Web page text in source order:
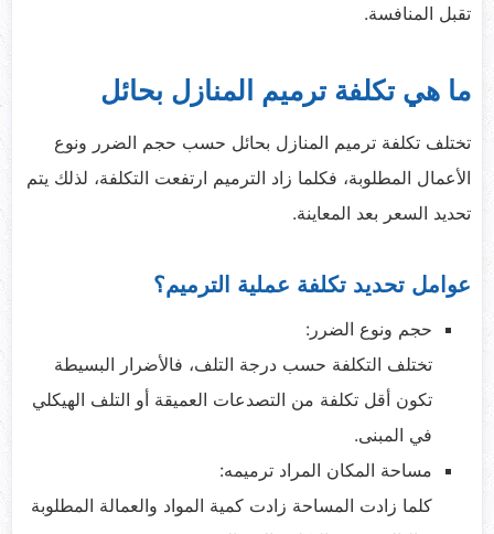
تقبل المنافسة.
ما هي تكلفة ترميم المنازل بحائل
تختلف تكلفة ترميم المنازل بحائل حسب حجم الضرر ونوع
الأعمال المطلوبة، فكلما زاد الترميم ارتفعت التكلفة، لذلك يتم
تحديد السعر بعد المعاينة.
عوامل تحديد تكلفة عملية الترميم؟
حجم ونوع الضرر:
تختلف التكلفة حسب درجة التلف، فالأضرار البسيطة
تكون أقل تكلفة من التصدعات العميقة أو التلف الهيكلي
في المبنى.
مساحة المكان المراد ترميمه:
كلما زادت المساحة زادت كمية المواد والعمالة المطلوبة